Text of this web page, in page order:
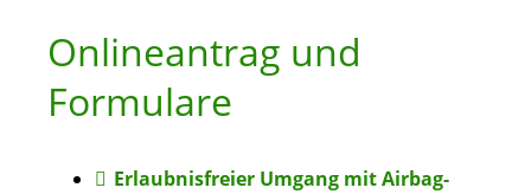
Onlineantrag und
Formulare
Erlaubnisfreier Umgang mit Airbag-